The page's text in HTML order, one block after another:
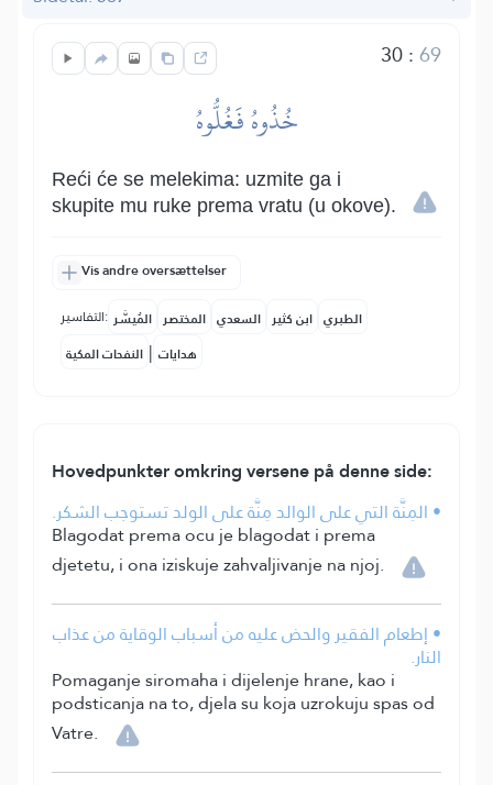
30:69
خُذُوهُ فَغُلُّوهُ
Reći će se melekima: uzmite ga i
skupite mu ruke prema vratu (u okove).
Vis andre oversættelser
التفاسير: المُيسَّر المختصر السعدي ابن كثير الطبري
النفحات المكية | هدايات
Hovedpunkter omkring versene på denne side:
• المِنَّة التي على الوالد مِنَّة على الولد تستوجب الشكر.
Blagodat prema ocu je blagodat i prema
djetetu, i ona iziskuje zahvaljivanje na njoj.
• إطعام الفقير والحض عليه من أسباب الوقاية من عذاب
النار.
Pomaganje siromaha i dijelenje hrane, kao i
podsticanja na to, djela su koja uzrokuju spas od
Vatre.